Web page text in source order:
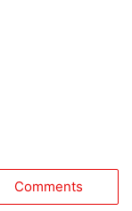
Comments